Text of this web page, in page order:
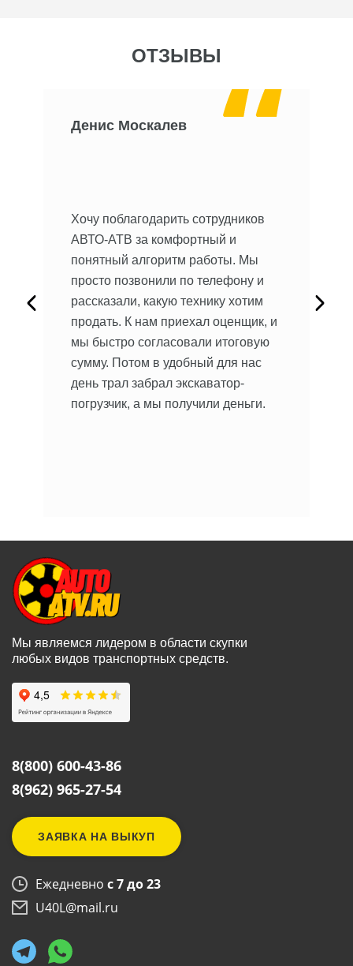
ОТЗЫВЫ
Денис Москалев
Хочу поблагодарить сотрудников
АВТО-АТВ за комфортный и
понятный алгоритм работы. Мы
просто позвонили по телефону и
рассказали, какую технику хотим
продать. К нам приехал оценщик, и
мы быстро согласовали итоговую
сумму. Потом в удобный для нас
день трал забрал экскаватор-
погрузчик, а мы получили деньги.
Мы являемся лидером в области скупки
любых видов транспортных средств.
8(800) 600-43-86
8(962) 965-27-54
ЗАЯВКА НА ВЫКУП
Ежедневно с 7 до 23
U40L@mail.ru